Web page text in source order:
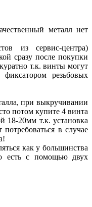
металл нет
из сервис-центра)
сразу после покупки
т.к. винты могут
резьбовых
при выкручивании
потом купите 4 винта
18-20мм т.к. установка
в случае
как у большинства
есть с помощью двух